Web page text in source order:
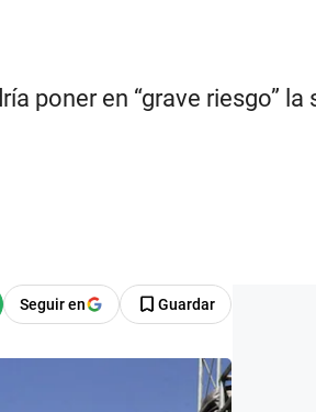
poner en “grave riesgo” la
Seguir en Guardar